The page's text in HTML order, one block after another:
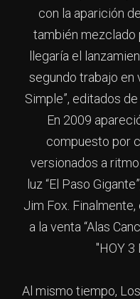
con la aparición
también mezclado
llegaría el
segundo trabajo en
Simple”, editados
En 2009
compuesto por
versionados a
luz “El Paso
Jim Fox.
a la venta “Alas
"HOY 3
Al mismo tiempo,